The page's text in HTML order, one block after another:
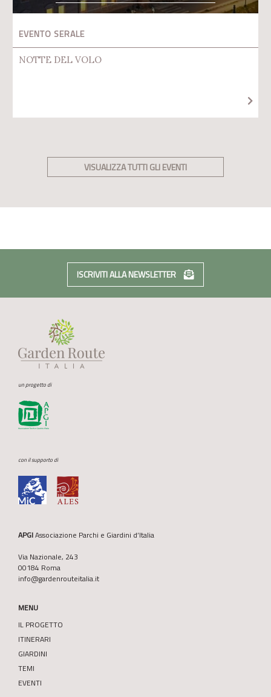
EVENTO SERALE
NOTTE DEL VOLO
VISUALIZZA TUTTI GLI EVENTI
ISCRIVITI ALLA NEWSLETTER
un progetto di
con il supporto di
APGIAssociazione Parchi e Giardini d’Italia
Via Nazionale, 243
00184 Roma
info@gardenrouteitalia.it
MENU
IL PROGETTO
ITINERARI
GIARDINI
TEMI
EVENTI